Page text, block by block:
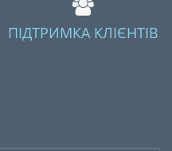
ПІДТРИМКА КЛІЄНТІВ